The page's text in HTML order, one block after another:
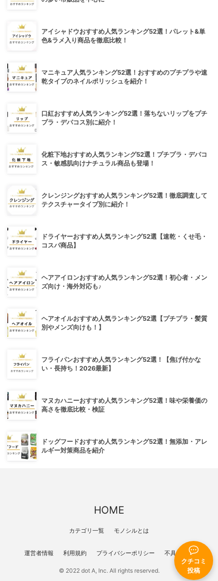
クチコミ
投稿
アイシャドウおすすめ人気ランキング52選！パレット&単
色&ラメ入り商品を徹底比較！
マニキュア人気ランキング52選！おすすめのプチプラや速
乾タイプのネイルポリッシュを紹介！
口紅おすすめ人気ランキング52選！落ちないリップをプチ
プラ・デパコス別に紹介！
化粧下地おすすめ人気ランキング52選！プチプラ・デパコ
ス・敏感肌向けナチュラル商品も登場！
クレンジングおすすめ人気ランキング52選！徹底調査して
テクスチャータイプ別に紹介！
ドライヤーおすすめ人気ランキング52選【速乾・くせ毛・
コスパ商品】
ヘアアイロンおすすめ人気ランキング52選！初心者・メン
ズ向け・海外対応も♪
ヘアオイルおすすめ人気ランキング52選【プチプラ・髪質
別やメンズ向けも！】
フライパンおすすめ人気ランキング52選！【焦げ付かな
い・長持ち！2026最新】
マヌカハニーおすすめ人気ランキング52選！味や栄養価の
高さを徹底比較・検証
ドッグフードおすすめ人気ランキング52選！無添加・アレ
ルギー対策商品を紹介
HOME
カテゴリ一覧 モノシルとは
運営者情報 利用規約 プライバシーポリシー 不具合報告
© 2022 dot A, Inc. All rights reserved.